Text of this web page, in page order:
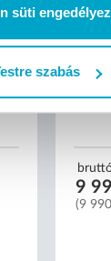
süti
szabás
-
9
(9